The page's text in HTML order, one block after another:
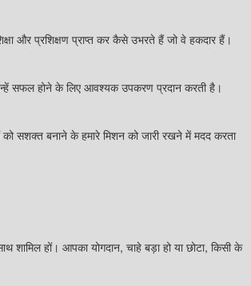
और प्रशिक्षण प्राप्त कर कैसे उभरते हैं जो वे हकदार हैं।
उन्हें सफल होने के लिए आवश्यक उपकरण प्रदान करती है।
को सशक्त बनाने के हमारे मिशन को जारी रखने में मदद करता
हों। आपका योगदान, चाहे बड़ा हो या छोटा, किसी के